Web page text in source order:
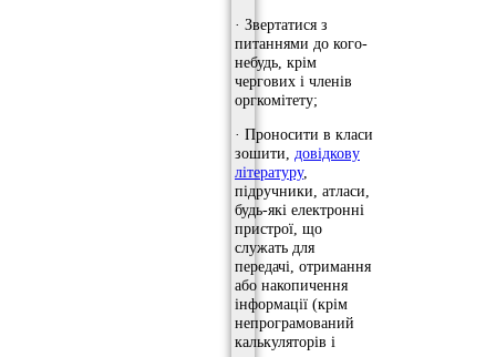
· Звертатися з
питаннями до кого-
небудь, крім
чергових і членів
оргкомітету;
· Проносити в класи
зошити, довідкову
літературу,
підручники, атласи,
будь-які електронні
пристрої, що
служать для
передачі, отримання
або накопичення
інформації (крім
непрограмований
калькуляторів і